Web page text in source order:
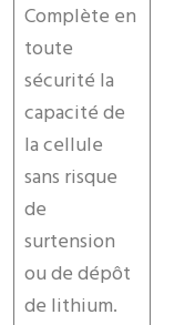
Complète en
toute
sécurité la
capacité de
la cellule
sans risque
de
surtension
ou de dépôt
de lithium.